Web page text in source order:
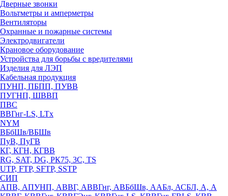
Дверные звонки
Вольтметры и амперметры
Вентиляторы
Охранные и пожарные системы
Электродвигатели
Крановое оборудование
Устройства для борьбы с вредителями
Изделия для ЛЭП
Кабельная продукция
ПУНП, ПБПП, ПУВВ
ПУГНП, ШВВП
ПВС
ВВГнг-LS, LTx
NYM
ВБбШв/ВБШв
ПуВ, ПуГВ
КГ, КГН, КГВВ
RG, SAT, DG, РК75, 3С, TS
UTP, FTP, SFTP, SSTP
СИП
АПВ, АПУНП, АВВГ, АВВГнг, АВБбШв, ААБл, АСБЛ, А, А